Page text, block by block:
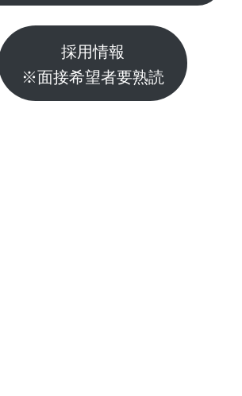
採用情報
※面接希望者要熟読